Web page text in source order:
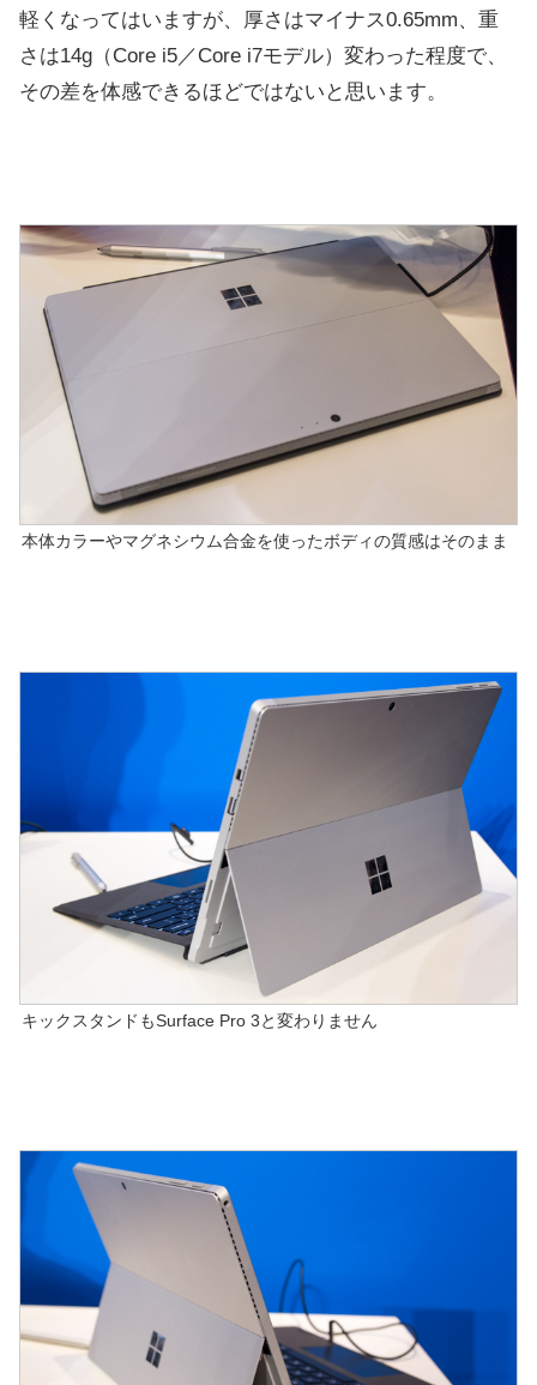
軽くなってはいますが、厚さはマイナス0.65mm、重
さは14g（Core i5／Core i7モデル）変わった程度で、
その差を体感できるほどではないと思います。
本体カラーやマグネシウム合金を使ったボディの質感はそのまま
キックスタンドもSurface Pro 3と変わりません